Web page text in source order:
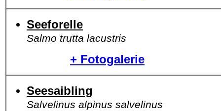
Seeforelle
Salmo trutta lacustris
+ Fotogalerie
Seesaibling
Salvelinus alpinus salvelinus